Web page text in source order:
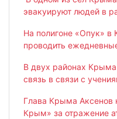
эвакуируют людей в
На полигоне «Опук»
проводить
В двух районах
связь в связи с
Глава Крыма Аксенов
Крым» за отражение